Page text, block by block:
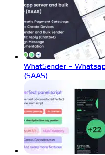
WhatSender –
(SAAS)